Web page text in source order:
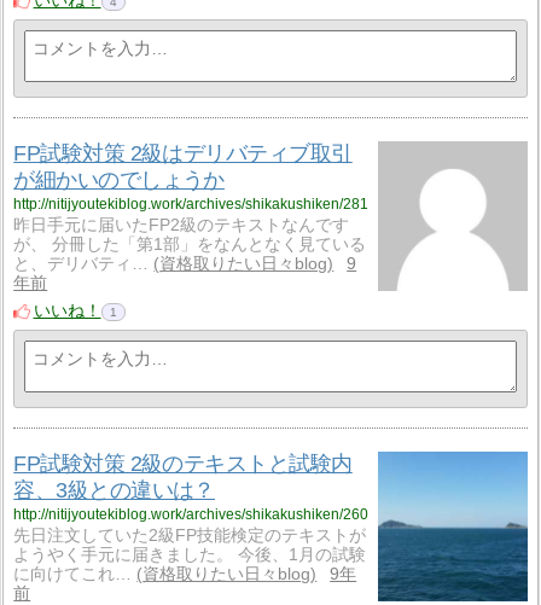
FP試験対策 2級はデリバティブ取引
が細かいのでしょうか
http://nitijyoutekiblog.work/archives/shikakushiken/281
昨日手元に届いたFP2級のテキストなんです
が、 分冊した「第1部」をなんとなく見ている
と、デリバティ…
資格取りたい日々blog
9
年前
いいね！
1
FP試験対策 2級のテキストと試験内
容、3級との違いは？
http://nitijyoutekiblog.work/archives/shikakushiken/260
先日注文していた2級FP技能検定のテキストが
ようやく手元に届きました。 今後、1月の試験
に向けてこれ…
資格取りたい日々blog
9年
前